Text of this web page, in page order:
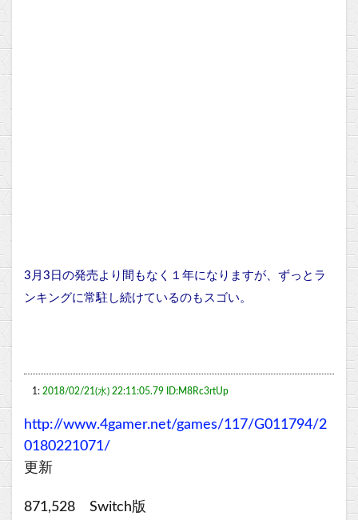
3月3日の発売より間もなく１年になりますが、ずっとラ
ンキングに常駐し続けているのもスゴい。
1: 2018/02/21(水) 22:11:05.79 ID:M8Rc3rtUp
http://www.4gamer.net/games/117/G011794/2
0180221071/
更新
871,528 Switch版